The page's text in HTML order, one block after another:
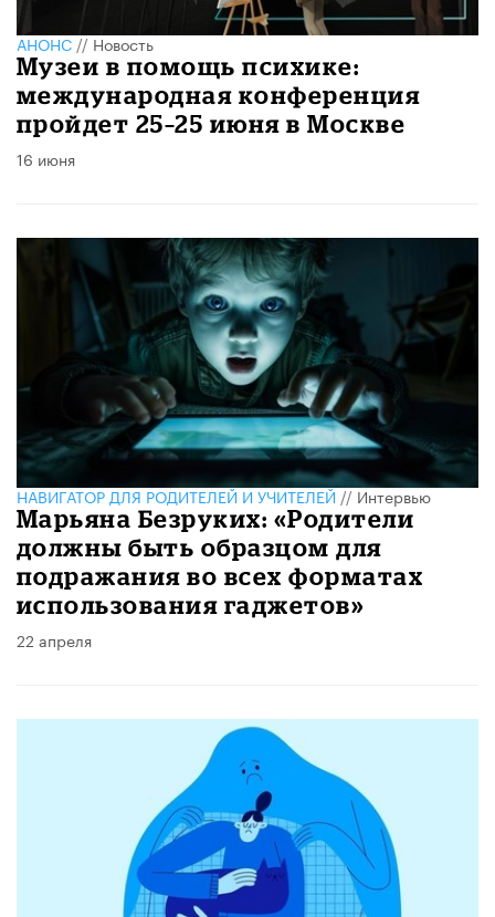
АНОНС//Новость
Музеи в помощь психике:
международная конференция
пройдет 25–25 июня в Москве
16 июня
НАВИГАТОР ДЛЯ РОДИТЕЛЕЙ И УЧИТЕЛЕЙ//Интервью
Марьяна Безруких: «Родители
должны быть образцом для
подражания во всех форматах
использования гаджетов»
22 апреля